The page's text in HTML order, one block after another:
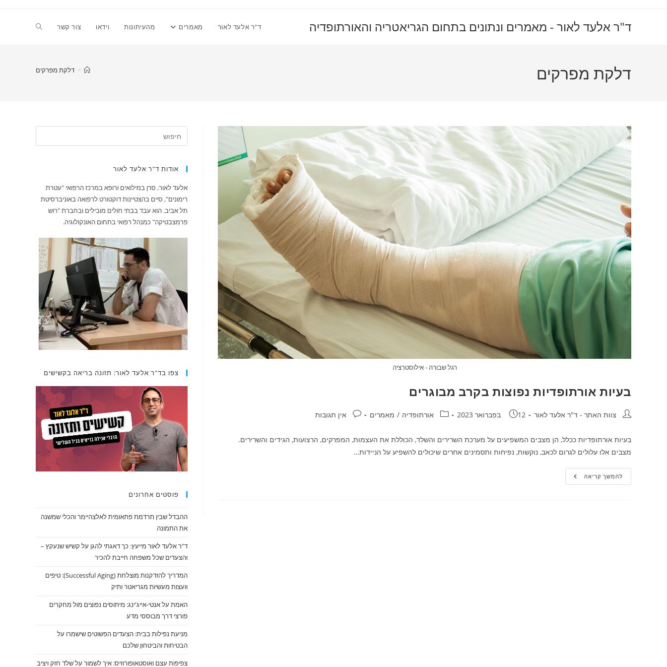
ד"ר אלעד לאור - מאמרים ונתונים בתחום הגריאטריה והאורתופדיה ד"ר אלעד לאור מאמרים מהעיתונות וידאו צור קשר Toggle
דלקת מפרקים > דלקת מפרקים
רגל שבורה - אילוסטרציה
בעיות אורתופדיות נפוצות בקרב מבוגרים
מחבר:צוות האתר - ד"ר אלעד לאור פורסם:
12 בפברואר 2023 קטגוריה:אורתופדיה / מאמרים תגובות:אין תגובות
בעיות אורתופדיות ככלל, הן מצבים המשפיעים על מערכת השרירים והשלד, הכוללת את העצמות, המפרקים, הרצועות, הגידים והשרירים.
מצבים אלו עלולים לגרום לכאב, נוקשות, נפיחות ותסמינים אחרים שיכולים להשפיע על הניידות…
להמשך קריאהבעיות
אורתופדיות
אודות ד"ר אלעד לאור
אלעד לאור, סרן במילואים ורופא במרכז הרפואי "עטרת
רימונים", סיים בהצטיינות דוקטורט לרפואה באוניברסיטת
תל אביב. הוא עבד בבתי חולים מובילים ובחברת "רוש
פרמצבטיקה" כמנהל רפואי בתחום האונקולוגיה.
צפו בד"ר אלעד לאור: תזונה בריאה בקשישים
פוסטים אחרונים
ההבדל שבין תרדמת פתאומית לאלצהיימר והכלי שמשנה
את התמונה
ד"ר אלעד לאור מייעץ: כך דאגתי להגן על קשיש שנעקץ –
והצעדים שכל משפחה חייבת להכיר
המדריך להזדקנות מוצלחת (Successful Aging): טיפים
וועצות מעשיות מגריאטר ותיק
האמת על אנטי-אייג'ינג: מיתוסים נפוצים מול מחקרים
פורצי דרך מבוססי מדע
מניעת נפילות בבית: הצעדים הפשוטים שישמרו על
הבטיחות והביטחון שלכם
צפיפות עצם ואוסטאופורוזיס: איך לשמור על שלד חזק ויציב